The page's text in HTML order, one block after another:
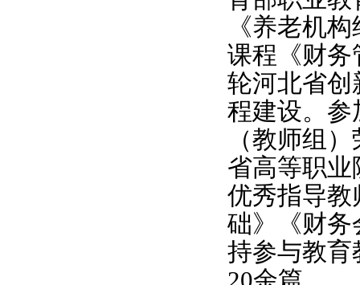
《养老机
课程《财务
轮河北省创
程建设。参
（教师组
省高等职
优秀指导教
础》《财务
持参与教育